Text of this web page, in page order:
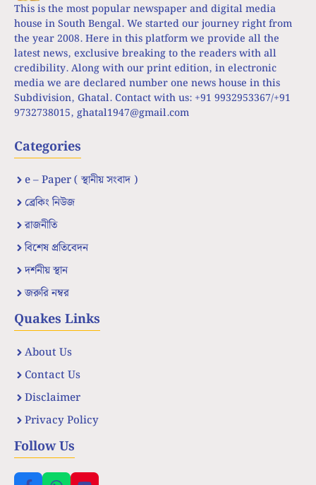
This is the most popular newspaper and digital media
house in South Bengal. We started our journey right from
the year 2008. Here in this platform we provide all the
latest news, exclusive breaking to the readers with all
credibility. Along with our print edition, in electronic
media we are declared number one news house in this
Subdivision, Ghatal. Contact with us: +91 9932953367/+91
9732738015, ghatal1947@gmail.com
Categories
e – Paper ( স্থানীয় সংবাদ )
ব্রেকিং নিউজ
রাজনীতি
বিশেষ প্রতিবেদন
দর্শনীয় স্থান
জরুরি নম্বর
Quakes Links
About Us
Contact Us
Disclaimer
Privacy Policy
Follow Us